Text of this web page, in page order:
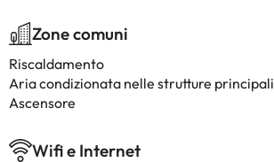
Zone comuni
Riscaldamento
Aria condizionata nelle strutture principali
Ascensore
Wifi e Internet